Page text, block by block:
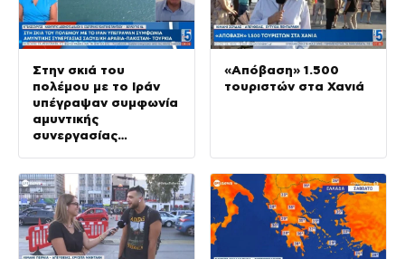
Στην σκιά του
πολέμου με το Ιράν
υπέγραψαν συμφωνία
αμυντικής
συνεργασίας
«Απόβαση» 1.500
τουριστών στα Χανιά